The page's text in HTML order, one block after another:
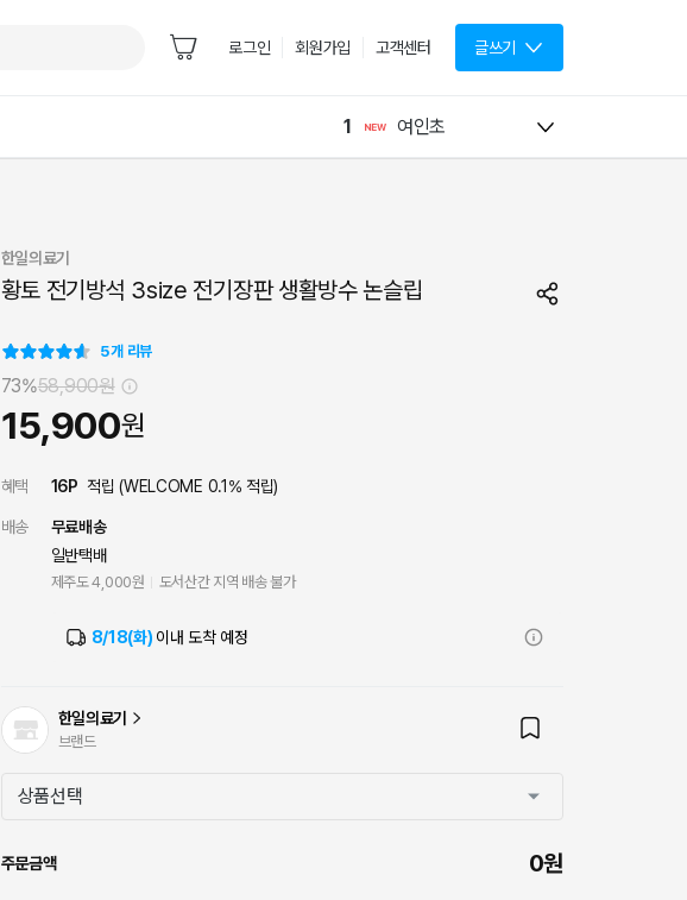
로그인 회원가입 고객센터 글쓰기
1 여인초
한일의료기
황토 전기방석 3size 전기장판 생활방수 논슬립
5개 리뷰
73%58,900원
15,900원
혜택 16P 적립 (WELCOME 0.1% 적립)
배송
무료배송
일반택배
제주도 4,000원 도서산간 지역 배송 불가
8/18(화) 이내 도착 예정
한일의료기
브랜드
주문금액 0원